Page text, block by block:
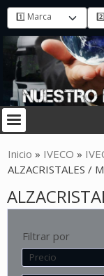
Inicio » IVECO »
ALZACRISTALES /
Filtrar por
Precio